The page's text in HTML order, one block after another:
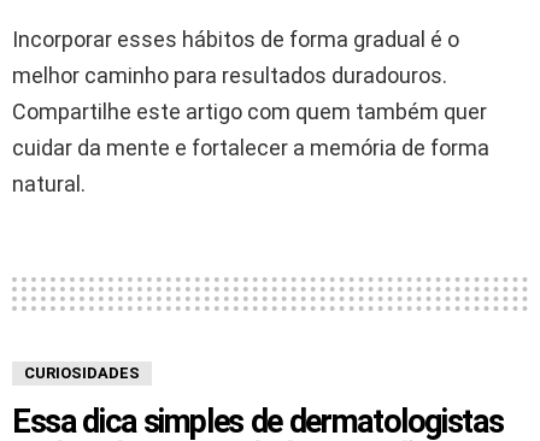
Incorporar esses hábitos de forma gradual é o
melhor caminho para resultados duradouros.
Compartilhe este artigo com quem também quer
cuidar da mente e fortalecer a memória de forma
natural.
CURIOSIDADES
Essa dica simples de dermatologistas